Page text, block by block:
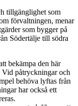
tillgänglighet som
förvaltningen, menar
som bygger på
Södertälje till södra
bekämpa den här
påtryckningar och
behöva lyftas från
har också ett